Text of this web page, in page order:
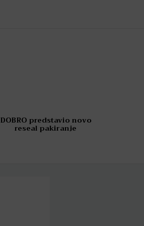
DOBRO predstavio novo
reseal pakiranje